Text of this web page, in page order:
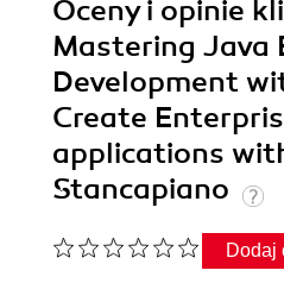
Oceny i opinie
Mastering Java
Development
Create
applications
Stancapiano
Dodaj